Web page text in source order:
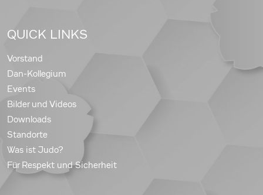
QUICK LINKS
Vorstand
Dan-Kollegium
Events
Bilder und Videos
Downloads
Standorte
Was ist Judo?
Für Respekt und Sicherheit